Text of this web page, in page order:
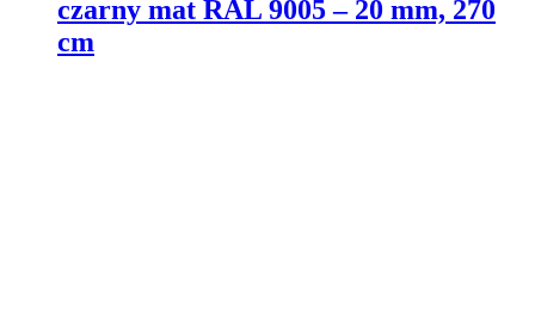
czarny mat RAL 9005 – 20 mm, 270
cm